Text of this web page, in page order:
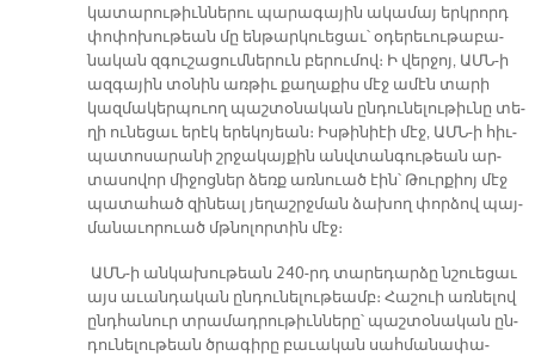
կա­տա­րու­թիւն­նե­րու պա­րա­գա­յին ա­կա­մայ երկ­րորդ
փո­փո­խու­թեան մը են­թար­կուե­ցաւ՝ օ­դե­րե­ւու­թա­բա­
նա­կան զգու­շա­ցում­նե­րուն բե­րու­մով։ Ի վեր­ջոյ, ԱՄՆ-ի
ազ­գա­յին տօ­նին առ­թիւ քա­ղա­քիս մէջ ա­մէն տա­րի
կազ­մա­կեր­պուող պաշ­տօ­նա­կան ըն­դու­նե­լու­թիւ­նը տե­
ղի ու­նե­ցաւ ե­րէկ ե­րե­կո­յեան։ Իս­թի­նիէի մէջ, ԱՄՆ-ի հիւ­
պա­տո­սա­րա­նի շրջա­կայ­քին անվ­տան­գու­թեան ար­
տա­սո­վոր մի­ջոց­ներ ձեռք առ­նուած էին՝ Թուր­քիոյ մէջ
պա­տա­հած զի­նեալ յե­ղաշրջ­ման ձա­խող փոր­ձով պայ­
մա­նա­ւո­րուած մթնո­լոր­տին մէջ։
ԱՄՆ-ի ան­կա­խու­թեան 240-րդ տա­րե­դար­ձը նշուե­ցաւ
այս ա­ւան­դա­կան ըն­դու­նե­լու­թեամբ։ Հա­շուի առ­նե­լով
ընդ­հա­նուր տրա­մադ­րու­թիւն­նե­րը՝ պաշ­տօ­նա­կան ըն­
դու­նե­լու­թեան ծրա­գի­րը բա­ւա­կան սահ­մա­նա­փա­